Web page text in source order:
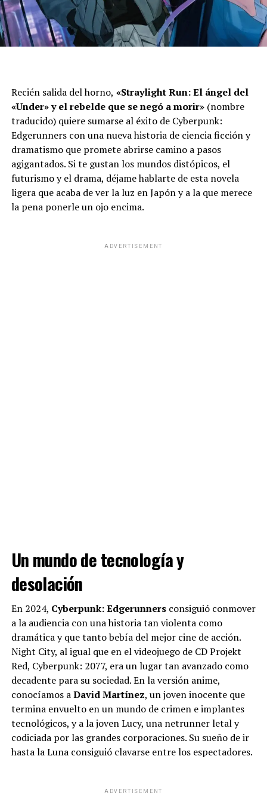
Kingdom Hearts
W
h
F
a
X T
el
gr
G
m
C
Li
C
Pasadas las 12 horas, las entidades que convocan a la
marcha de San Cayetano ya se encuentran en las calles.
Entre ellas, figuran laUTEP(Unión de Trabajadores de
Humanos,Abuelas de Plaza de Mayo
Madres de
Plaza de Mayo Línea Fundadora.
El trabajador mencionó el aumento de los gastos
cotidianos y la incertidumbre laboral, aunque remarcó
situación económica. “Yo vine a pedir paz, salud y
trabajo. Para mi familia y para la Argentina”, afirmó.
ADVERTISEMENT
Recién salida del horno, «Straylight Run: El ángel del
«Under» y el rebelde que se negó a morir»(nombre
traducido) quiere sumarse al éxito de Cyberpunk:
Edgerunners con una nueva historia de ciencia ficción y
dramatismo que promete abrirse camino a pasos
agigantados. Si te gustan los mundos distópicos, el
futurismo y el drama, déjame hablarte de esta novela
ligera que acaba de ver la luz en Japón y a la que merece
la pena ponerle un ojo encima.
ADVERTISEMENT
Un mundo de tecnología y
desolación
En 2024, Cyberpunk: Edgerunners consiguió conmover
a la audiencia con una historia tan violenta como
dramática y que tanto bebía del mejor cine de acción.
Night City, al igual que en el videojuego de CD Projekt
Red, Cyberpunk: 2077, era un lugar tan avanzado como
decadente para su sociedad. En la versión anime,
conocíamos aDavid Martínez, un joven inocente que
termina envuelto en un mundo de crimen e implantes
tecnológicos, y a la joven Lucy, una netrunner letal y
codiciada por las grandes corporaciones. Su sueño de ir
hasta la Luna consiguió clavarse entre los espectadores.
ADVERTISEMENT